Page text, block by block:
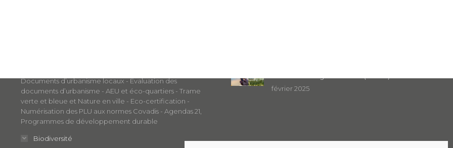
Documents d’urbanisme locaux - Évaluation des
documents d’urbanisme - AEU et éco-quartiers - Trame
verte et bleue et Nature en ville - Eco-certification -
Numérisation des PLU aux normes Covadis - Agendas 21,
Programmes de développement durable
Biodiversité
février 2025